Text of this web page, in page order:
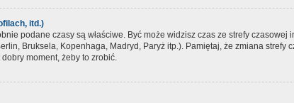
itd.)
podane czasy są właściwe. Być może widzisz czas ze strefy
Bruksela, Kopenhaga, Madryd, Paryż itp.). Pamiętaj, że zmiana
moment, żeby to zrobić.